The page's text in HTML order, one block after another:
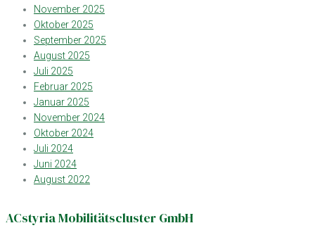
November 2025
Oktober 2025
September 2025
August 2025
Juli 2025
Februar 2025
Januar 2025
November 2024
Oktober 2024
Juli 2024
Juni 2024
August 2022
ACstyria Mobilitätscluster GmbH